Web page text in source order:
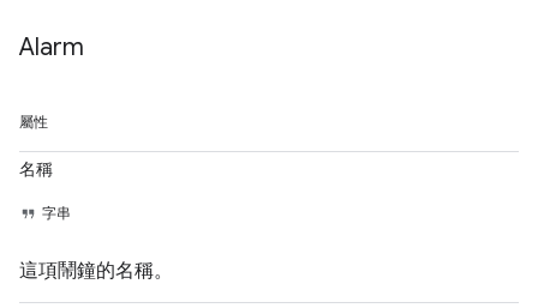
Alarm
屬性
名稱
字串
這項鬧鐘的名稱。